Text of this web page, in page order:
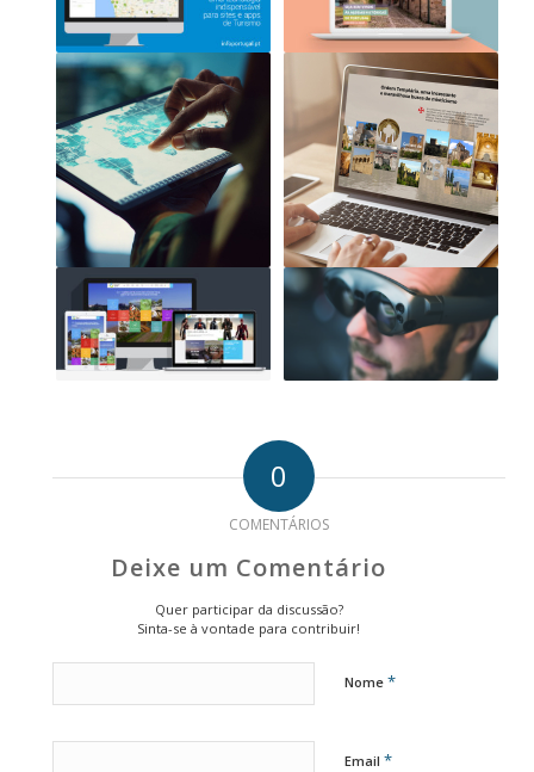
0
COMENTÁRIOS
Deixe um Comentário
Quer participar da discussão?
Sinta-se à vontade para contribuir!
Nome *
Email *